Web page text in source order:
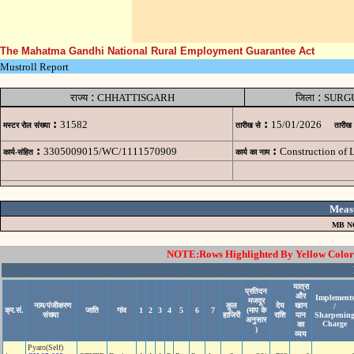
The Mahatma Gandhi National Rural Employment Guarantee Act
Mustroll Report
राज्य: CHHATTISGARH जिला:
मस्टर रोल संख्या : 31582 तारीख से : 15/01/2026 तारीख
कार्य-संहित : 3305009015/WC/1111570909 कार्य का नाम : Construction of
MB
NOTE:Rows Highlighted By Yellow
क्र.सं.
नाम/पंजीकरण
संख्या
जाति गांव 1 2 3 4 5 6 7
कुल
हाजिरी
प्रतिदन
मजदूर
(माप के
अनुसार
)
देय
राशि
यात्रा
और
खान
पान
का
व्यय
Implements
/
Sharpening
Charge
Pyaro(Self)